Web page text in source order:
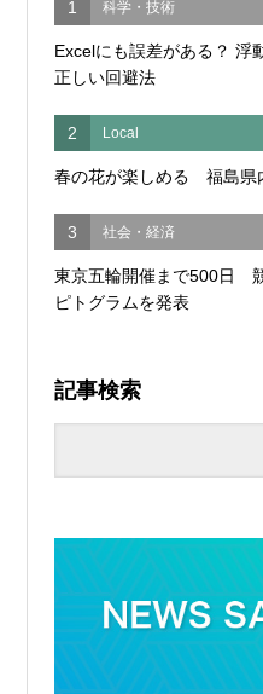
1 科学・技術
Excelにも誤差がある？ 浮
正しい回避法
2 Local
春の花が楽しめる 福島県
3 社会・経済
東京五輪開催まで500日
ピトグラムを発表
記事検索